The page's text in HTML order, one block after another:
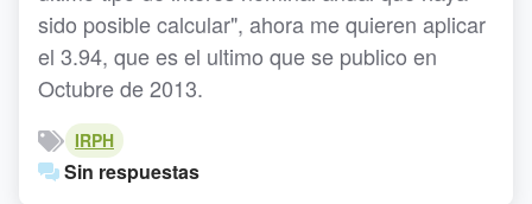
sido posible calcular", ahora me quieren aplicar
el 3.94, que es el ultimo que se publico en
Octubre de 2013.
IRPH
Sin respuestas